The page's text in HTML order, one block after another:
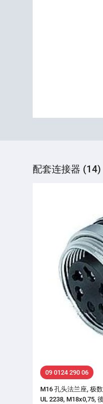
配套连接器 (14)
09 0124 290 06
M16 孔头法兰座, 极
UL 2238, M18x0,75,